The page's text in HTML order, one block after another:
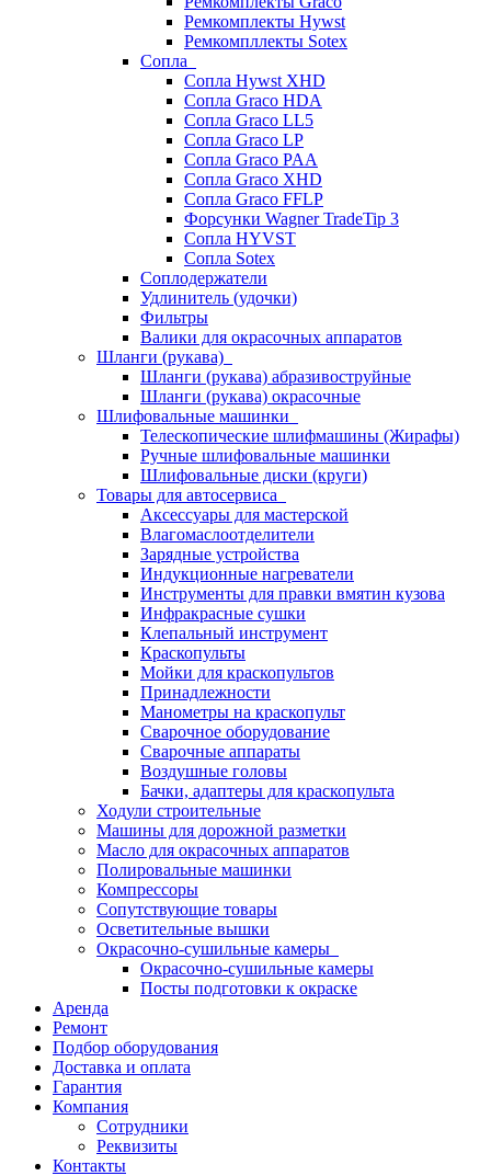
Ремкомплекты Hywst
Ремкомпллекты Sotex
Сопла
Сопла Hywst XHD
Сопла Graco HDA
Сопла Graco LL5
Сопла Graco LP
Сопла Graco PAA
Сопла Graco XHD
Сопла Graco FFLP
Форсунки Wagner TradeTip 3
Сопла HYVST
Сопла Sotex
Соплодержатели
Удлинитель (удочки)
Фильтры
Валики для окрасочных аппаратов
Шланги (рукава)
Шланги (рукава) абразивоструйные
Шланги (рукава) окрасочные
Шлифовальные машинки
Телескопические шлифмашины (Жирафы)
Ручные шлифовальные машинки
Шлифовальные диски (круги)
Товары для автосервиса
Аксессуары для мастерской
Влагомаслоотделители
Зарядные устройства
Индукционные нагреватели
Инструменты для правки вмятин кузова
Инфракрасные сушки
Клепальный инструмент
Краскопульты
Мойки для краскопультов
Принадлежности
Манометры на краскопульт
Сварочное оборудование
Сварочные аппараты
Воздушные головы
Бачки, адаптеры для краскопульта
Ходули строительные
Машины для дорожной разметки
Масло для окрасочных аппаратов
Полировальные машинки
Компрессоры
Сопутствующие товары
Осветительные вышки
Окрасочно-сушильные камеры
Окрасочно-сушильные камеры
Посты подготовки к окраске
Аренда
Ремонт
Подбор оборудования
Доставка и оплата
Гарантия
Компания
Сотрудники
Реквизиты
Контакты